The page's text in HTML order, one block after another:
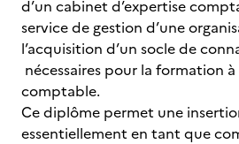
d’un cabinet d’expertise
service de gestion d’une
l’acquisition d’un socle de
nécessaires pour la formation à
comptable.
Ce diplôme permet une
essentiellement en tant que